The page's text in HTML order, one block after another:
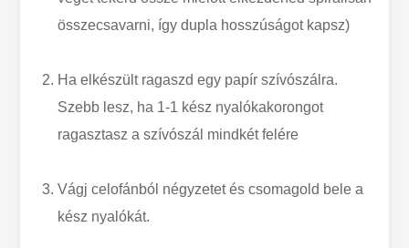
összecsavarni, így dupla hosszúságot kapsz)
Ha elkészült ragaszd egy papír szívószálra.
Szebb lesz, ha 1-1 kész nyalókakorongot
ragasztasz a szívószál mindkét felére
Vágj celofánból négyzetet és csomagold bele a
kész nyalókát.